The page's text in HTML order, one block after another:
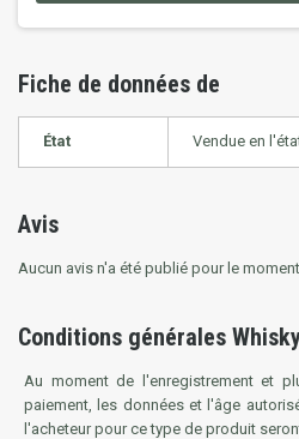
Fiche de données de
État Vendue en
Avis
Aucun avis n'a été publié pour le
Conditions générales
Au moment de l'enregistrement et
paiement, les données et l'âge
l'acheteur pour ce type de produit